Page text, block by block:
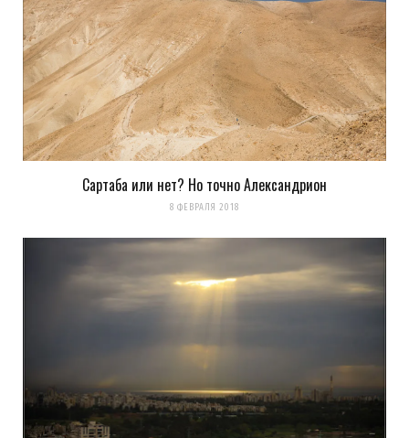
Сартаба или нет? Но точно Александрион
8 ФЕВРАЛЯ 2018